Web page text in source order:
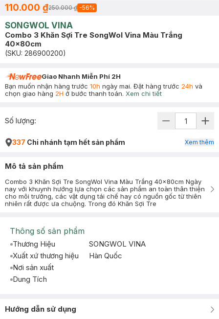
110.000 ₫250.000 ₫ -56%
SONGWOL VINA
Combo 3 Khăn Sợi Tre SongWol Vina Màu Trắng
40x80cm
(SKU: 286900200)
Giao Nhanh Miễn Phí 2H
Bạn muốn nhận hàng trước 10h ngày mai. Đặt hàng trước 24h và
chọn giao hàng 2H ở bước thanh toán. Xem chi tiết
Số lượng:
337 Chi nhánh tạm hết sản phẩm Xem thêm
Mô tả sản phẩm
Combo 3 Khăn Sợi Tre SongWol Vina Màu Trắng 40x80cm Ngày
nay với khuynh hướng lựa chọn các sản phẩm an toàn thân thiện
cho môi trường, các vật dụng tái chế hay có nguồn gốc từ thiên
nhiên rất được ưa chuộng. Trong đó Khăn Sợi Tre
Thông số sản phẩm
Thương Hiệu
SONGWOL VINA
Xuất xứ thương hiệu
Hàn Quốc
Nơi sản xuất
Dung Tích
Hướng dẫn sử dụng